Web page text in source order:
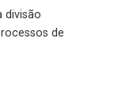
divisão
de